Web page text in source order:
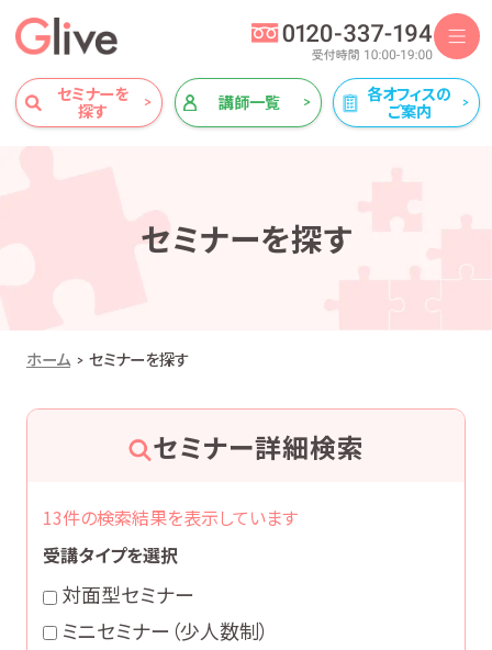
セミナーを
探す
講師一覧
各オフィスの
ご案内
セミナーを探す
ホーム セミナーを探す
セミナー詳細検索
13件の検索結果を表示しています
受講タイプを選択
対面型セミナー
ミニセミナー（少人数制）